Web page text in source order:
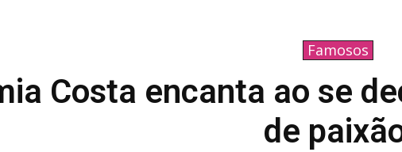
Famosos
Costa encanta ao se
de